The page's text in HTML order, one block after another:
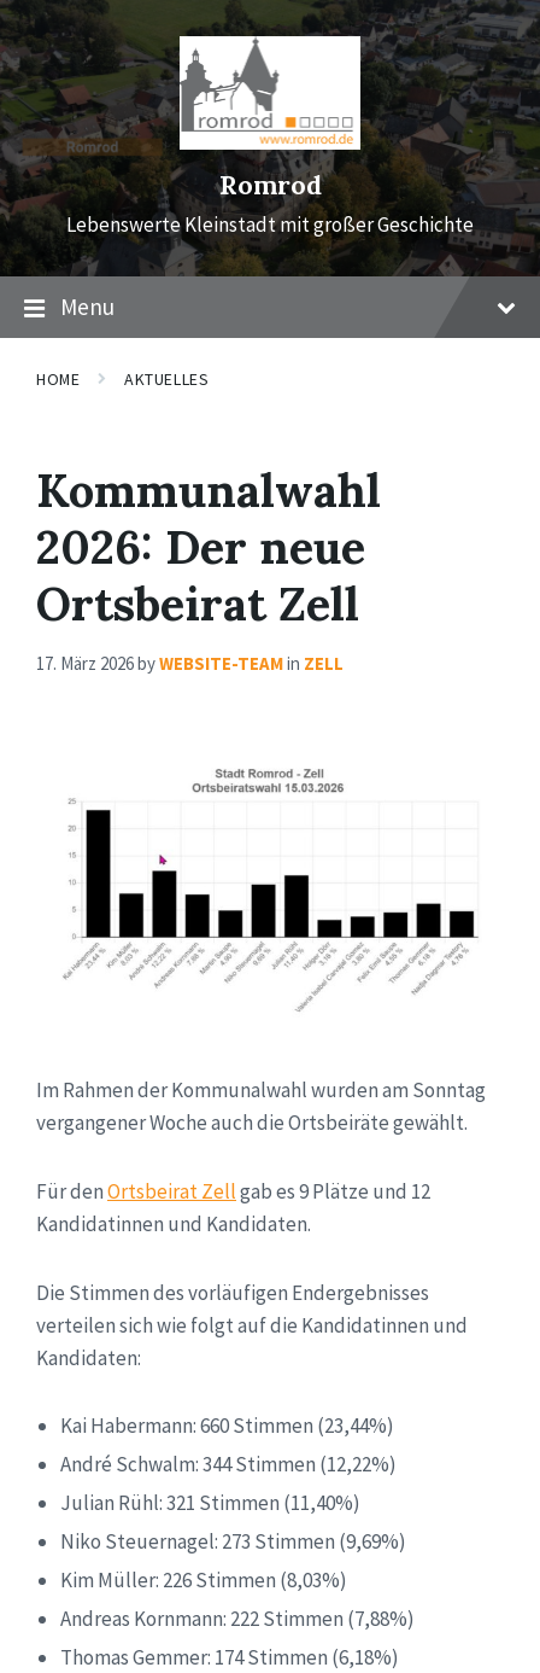
Skip
to
content
Skip
to
main
navigation
Skip
to
footer
Romrod
Lebenswerte Kleinstadt mit großer Geschichte
Menu
HOME AKTUELLES
Kommunalwahl
2026: Der neue
Ortsbeirat Zell
17. März 2026byWEBSITE-TEAMin ZELL
Im Rahmen der Kommunalwahl wurden am Sonntag
vergangener Woche auch die Ortsbeiräte gewählt.
Für denOrtsbeirat Zellgab es 9 Plätze und 12
Kandidatinnen und Kandidaten.
Die Stimmen des vorläufigen Endergebnisses
verteilen sich wie folgt auf die Kandidatinnen und
Kandidaten:
Kai Habermann: 660 Stimmen (23,44%)
André Schwalm: 344 Stimmen (12,22%)
Julian Rühl: 321 Stimmen (11,40%)
Niko Steuernagel: 273 Stimmen (9,69%)
Kim Müller: 226 Stimmen (8,03%)
Andreas Kornmann: 222 Stimmen (7,88%)
Thomas Gemmer: 174 Stimmen (6,18%)